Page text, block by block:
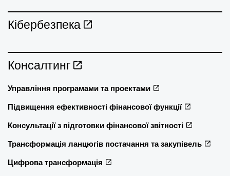
Кібербезпека
Консалтинг
Управління програмами та проектами
Підвищення ефективності фінансової функції
Консультації з підготовки фінансової звітності
Трансформація ланцюгів постачання та закупівель
Цифрова трансформація